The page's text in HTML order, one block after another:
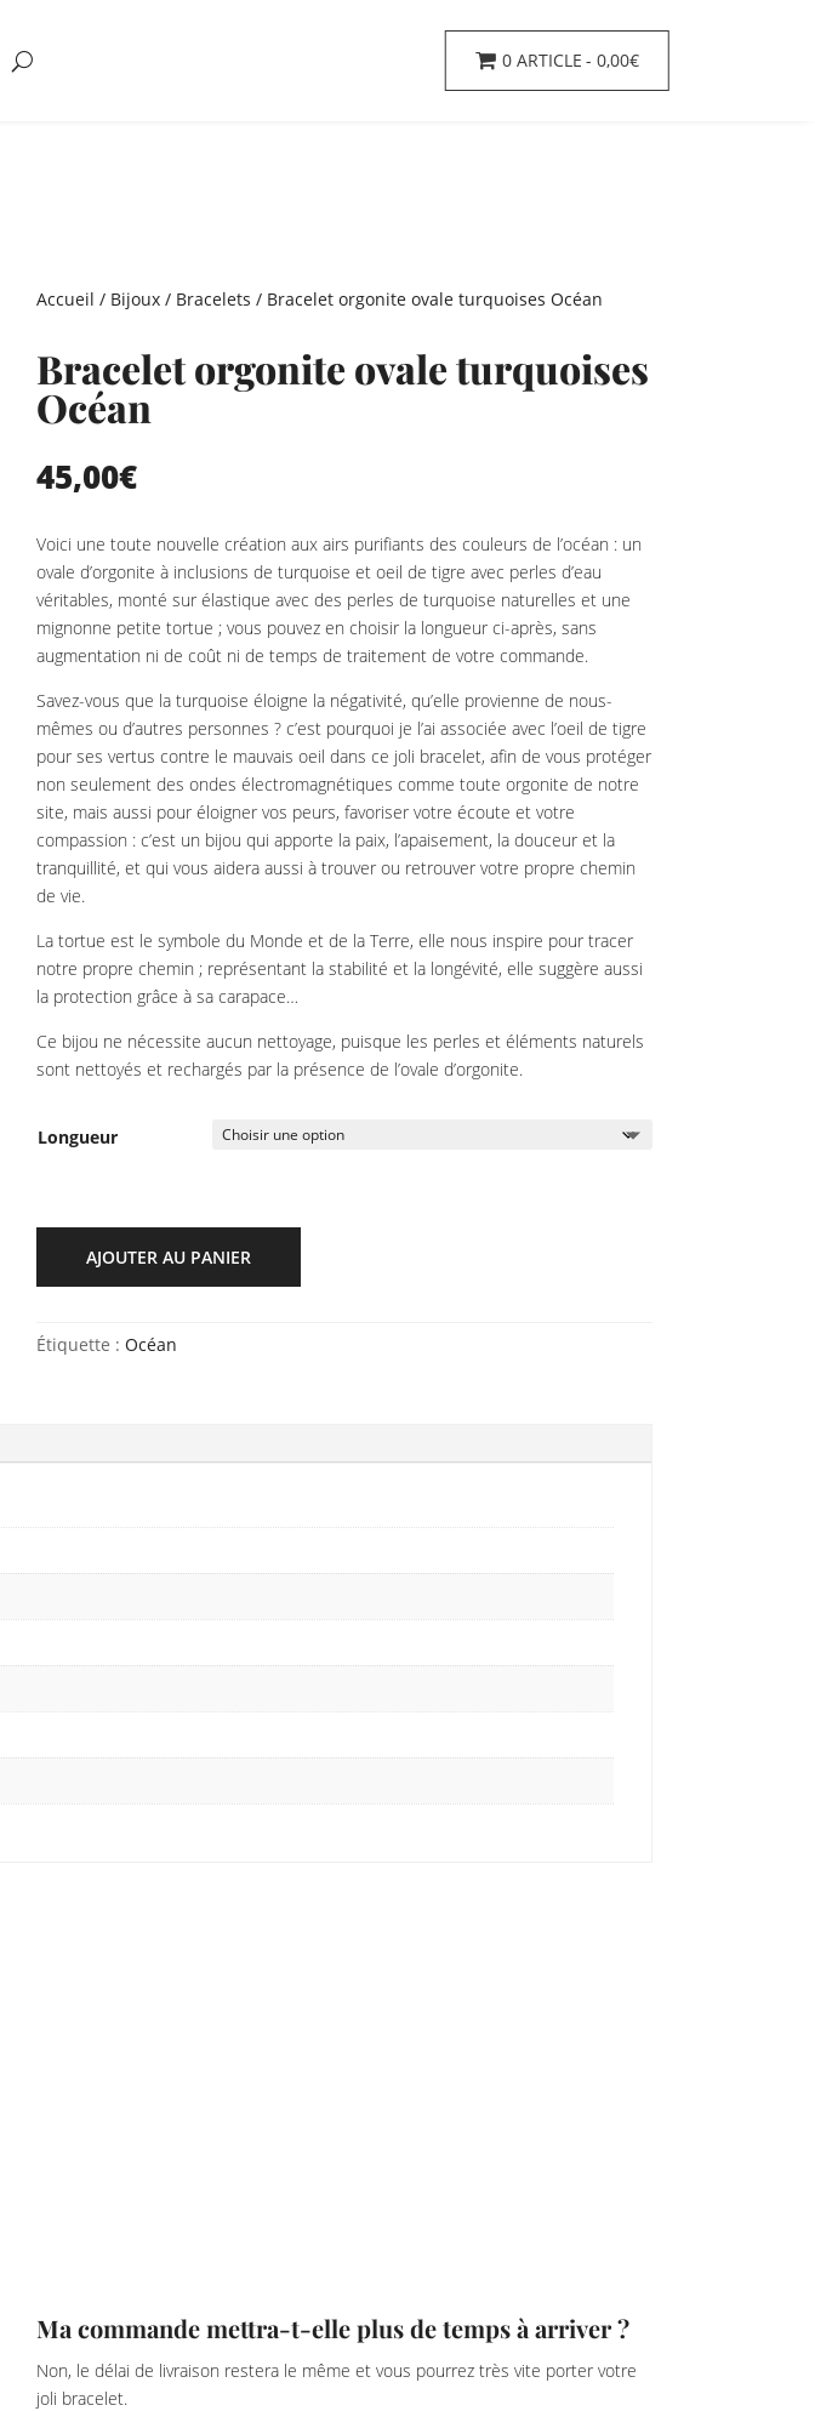
0 ARTICLE 0,00€
Accueil / Bijoux/ Bracelets / Bracelet orgonite ovale turquoises Océan
Bracelet orgonite ovale turquoises
Océan
45,00€
Voici une toute nouvelle création aux airs purifiants des couleurs de l’océan : un
ovale d’orgonite à inclusions de turquoise et oeil de tigre avec perles d’eau
véritables, monté sur élastique avec des perles de turquoise naturelles et une
mignonne petite tortue ; vous pouvez en choisir la longueur ci-après, sans
augmentation ni de coût ni de temps de traitement de votre commande.
Savez-vous que la turquoise éloigne la négativité, qu’elle provienne de nous-
mêmes ou d’autres personnes ? c’est pourquoi je l’ai associée avec l’oeil de tigre
pour ses vertus contre le mauvais oeil dans ce joli bracelet, afin de vous protéger
non seulement des ondes électromagnétiques comme toute orgonite de notre
site, mais aussi pour éloigner vos peurs, favoriser votre écoute et votre
compassion : c’est un bijou qui apporte la paix, l’apaisement, la douceur et la
tranquillité, et qui vous aidera aussi à trouver ou retrouver votre propre chemin
de vie.
La tortue est le symbole du Monde et de la Terre, elle nous inspire pour tracer
notre propre chemin ; représentant la stabilité et la longévité, elle suggère aussi
la protection grâce à sa carapace…
Ce bijou ne nécessite aucun nettoyage, puisque les perles et éléments naturels
sont nettoyés et rechargés par la présence de l’ovale d’orgonite.
Longueur
AJOUTER AU PANIER
Étiquette : Océan
Ma commande mettra-t-elle plus de temps à arriver ?
Non, le délai de livraison restera le même et vous pourrez très vite porter votre
joli bracelet.